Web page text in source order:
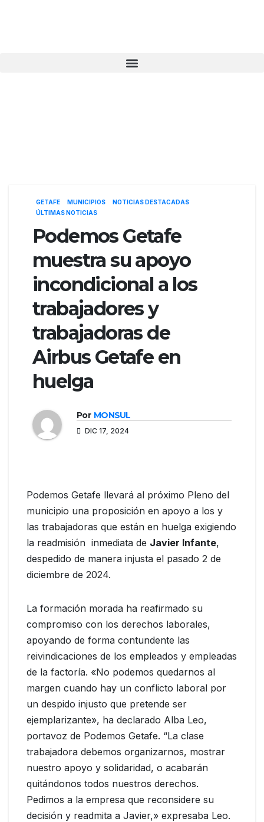
GETAFE MUNICIPIOS
NOTICIAS DESTACADAS
ÚLTIMAS NOTICIAS
Podemos Getafe
muestra su apoyo
incondicional a los
trabajadores y
trabajadoras de
Airbus Getafe en
huelga
Por MONSUL
DIC 17, 2024
Podemos Getafe llevará al próximo Pleno del
municipio una proposición en apoyo a los y
las trabajadoras que están en huelga exigiendo
la readmisión inmediata de Javier Infante,
despedido de manera injusta el pasado 2 de
diciembre de 2024.
La formación morada ha reafirmado su
compromiso con los derechos laborales,
apoyando de forma contundente las
reivindicaciones de los empleados y empleadas
de la factoría. «No podemos quedarnos al
margen cuando hay un conflicto laboral por
un despido injusto que pretende ser
ejemplarizante», ha declarado Alba Leo,
portavoz de Podemos Getafe. “La clase
trabajadora debemos organizarnos, mostrar
nuestro apoyo y solidaridad, o acabarán
quitándonos todos nuestros derechos.
Pedimos a la empresa que reconsidere su
decisión y readmita a Javier,» expresaba Leo.